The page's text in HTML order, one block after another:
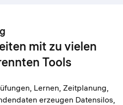
mit zu vielen
Tools
Lernen, Zeitplanung,
erzeugen Datensilos,